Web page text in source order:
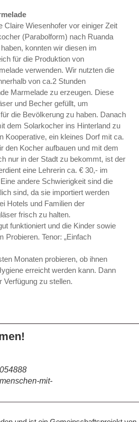
Claire Wiesenhofer vor einiger Zeit
(Parabolform) nach Ruanda
konnten wir diesen im
für die Produktion von
verwenden. Wir nutzten die
von ca.2 Stunden
Marmelade zu erzeugen. Diese
und Becher gefüllt, um
die Bevölkerung zu haben. Danach
dem Solarkocher ins Hinterland zu
Kooperative, ein kleines Dorf mit ca.
den Kocher aufbauen und mit dem
nur in der Stadt zu bekommt, ist der
eine Lehrerin ca. € 30,- im
andere Schwierigkeit sind die
sind, da sie importiert werden
Hotels und Familien der
frisch zu halten.
funktioniert und die Kinder sowie
Probieren. Tenor: „Einfach
Monaten probieren, ob ihnen
erreicht werden kann. Dann
zu stellen.
mit-